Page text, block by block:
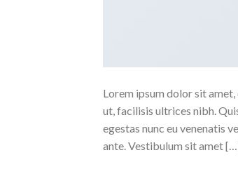
Lorem ipsum dolor sit
ut, facilisis ultrices nibh.
egestas nunc eu venenatis
ante. Vestibulum sit amet